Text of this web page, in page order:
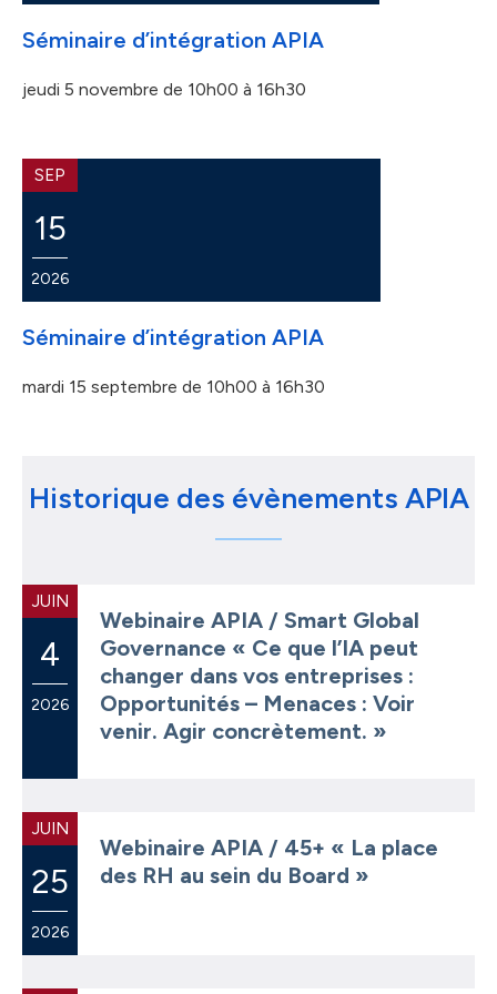
Séminaire d’intégration APIA
jeudi 5 novembre de 10h00 à 16h30
SEP
15
2026
Séminaire d’intégration APIA
mardi 15 septembre de 10h00 à 16h30
Historique des évènements APIA
JUIN
4
2026
Webinaire APIA / Smart Global
Governance « Ce que l’IA peut
changer dans vos entreprises :
Opportunités – Menaces : Voir
venir. Agir concrètement. »
JUIN
25
2026
Webinaire APIA / 45+ « La place
des RH au sein du Board »